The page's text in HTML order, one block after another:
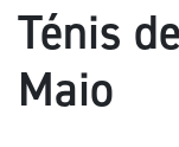
Ténis
Maio